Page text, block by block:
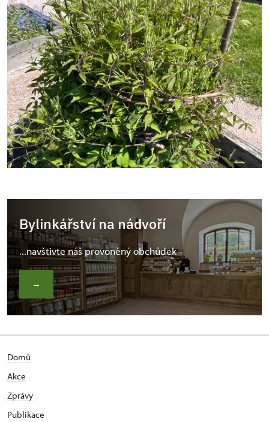
Bylinkářství na nádvoří
...navštivte náš provoněný obchůdek
→
Domů
Akce
Zprávy
Publikace